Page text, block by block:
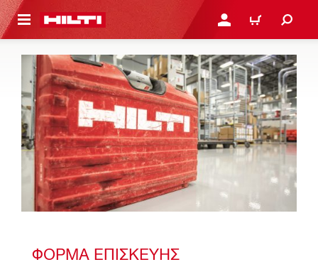
ΕΛΕΓΞΕΙΣ ΤΟ ΠΑΚΕΤΟ ΠΟΥ ΕΧΕΙΣ ΦΤΙΑΞΕΙ ΚΆΝΕ ΣΎΝΔΕΣΗ Ή
ΚΑΛΆΘΙ
ΦΌΡΜΑ ΕΠΙΣΚΕΥΉΣ